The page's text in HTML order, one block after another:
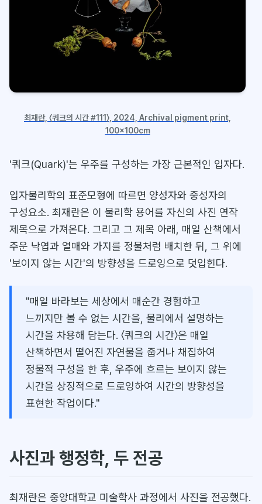
최재란, 〈쿼크의 시간 #111〉, 2024, Archival pigment print,
100x100cm
'쿼크(Quark)'는 우주를 구성하는 가장 근본적인 입자다.
입자물리학의 표준모형에 따르면 양성자와 중성자의
구성요소. 최재란은 이 물리학 용어를 자신의 사진 연작
제목으로 가져온다. 그리고 그 제목 아래, 매일 산책에서
주운 낙엽과 열매와 가지를 정물처럼 배치한 뒤, 그 위에
'보이지 않는 시간'의 방향성을 드로잉으로 덧입힌다.
"매일 바라보는 세상에서 매순간 경험하고
느끼지만 볼 수 없는 시간을, 물리에서 설명하는
시간을 차용해 담는다. 〈쿼크의 시간〉은 매일
산책하면서 떨어진 자연물을 줍거나 채집하여
정물적 구성을 한 후, 우주에 흐르는 보이지 않는
시간을 상징적으로 드로잉하여 시간의 방향성을
표현한 작업이다."
사진과 행정학, 두 전공
최재란은 중앙대학교 미술학사 과정에서 사진을 전공했다.